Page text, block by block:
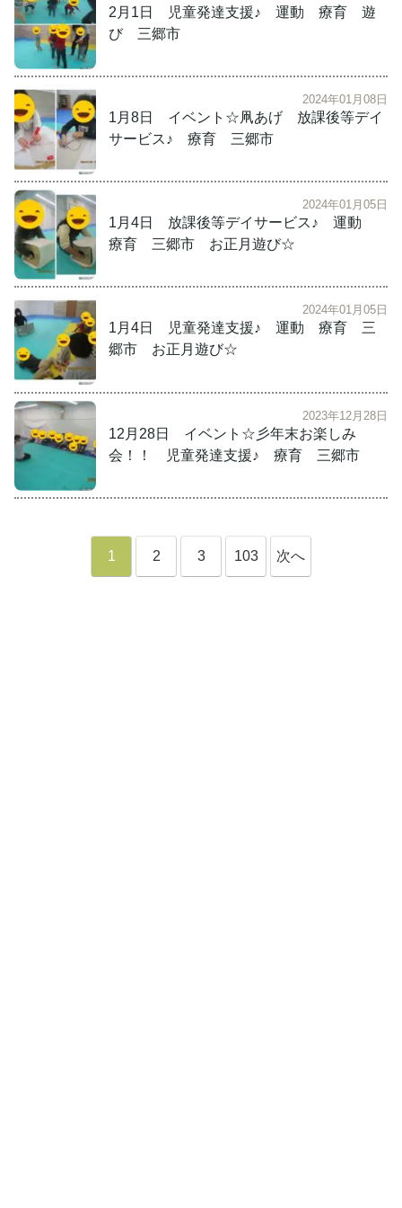
2月1日 児童発達支援♪ 運動 療育 遊
び 三郷市
1月8日 イベント☆凧あげ 放課後等デイ
サービス♪ 療育 三郷市
2024年01月08日
1月4日 放課後等デイサービス♪ 運動
療育 三郷市 お正月遊び☆
2024年01月05日
1月4日 児童発達支援♪ 運動 療育 三
郷市 お正月遊び☆
2024年01月05日
12月28日 イベント☆彡年末お楽しみ
会！！ 児童発達支援♪ 療育 三郷市
2023年12月28日
1 2 3 103 次へ